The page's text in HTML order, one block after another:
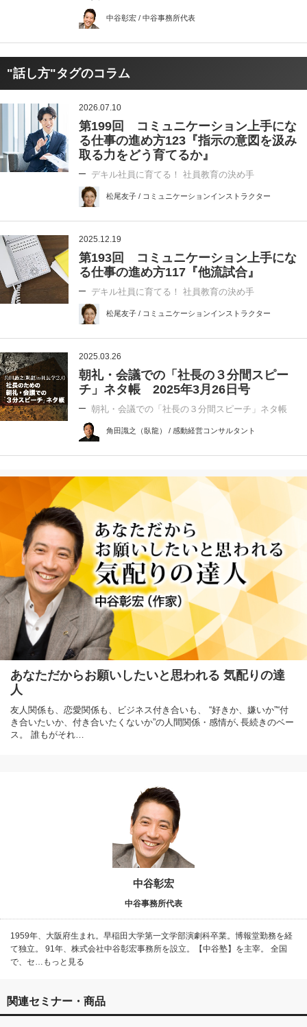
中谷彰宏 / 中谷事務所代表
"話し方"タグのコラム
2026.07.10
第199回 コミュニケーション上手にな
る仕事の進め方123『指示の意図を汲み
取る力をどう育てるか』
デキル社員に育てる！ 社員教育の決め手
松尾友子 / コミュニケーションインストラクター
2025.12.19
第193回 コミュニケーション上手にな
る仕事の進め方117『他流試合』
デキル社員に育てる！ 社員教育の決め手
松尾友子 / コミュニケーションインストラクター
2025.03.26
朝礼・会議での「社長の３分間スピー
チ」ネタ帳 2025年3月26日号
朝礼・会議での「社長の３分間スピーチ」ネタ帳
角田識之（臥龍） / 感動経営コンサルタント
あなただからお願いしたいと思われる 気配りの達
人
友人関係も、恋愛関係も、ビジネス付き合いも、 “好きか、嫌いか”“付
き合いたいか、付き合いたくないか”の人間関係・感情が､長続きのベー
ス。 誰もがそれ…
中谷彰宏
中谷事務所代表
1959年、大阪府生まれ。早稲田大学第一文学部演劇科卒業。博報堂勤務を経
て独立。 91年、株式会社中谷彰宏事務所を設立。【中谷塾】を主宰。 全国
で、セ…もっと見る
関連セミナー・商品